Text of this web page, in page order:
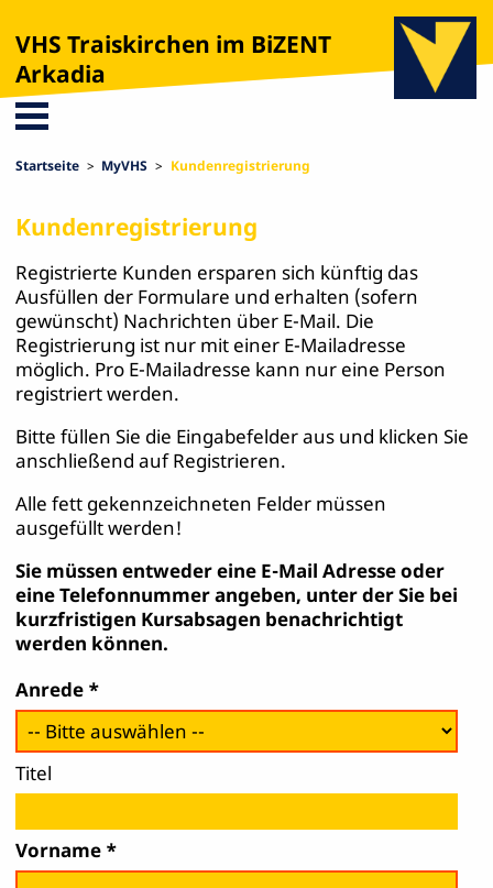
VHS Traiskirchen im BiZENT
Arkadia
Startseite MyVHS Kundenregistrierung
Kundenregistrierung
Registrierte Kunden ersparen sich künftig das
Ausfüllen der Formulare und erhalten (sofern
gewünscht) Nachrichten über E-Mail. Die
Registrierung ist nur mit einer E-Mailadresse
möglich. Pro E-Mailadresse kann nur eine Person
registriert werden.
Bitte füllen Sie die Eingabefelder aus und klicken Sie
anschließend auf Registrieren.
Alle fett gekennzeichneten Felder müssen
ausgefüllt werden!
Sie müssen entweder eine E-Mail Adresse oder
eine Telefonnummer angeben, unter der Sie bei
kurzfristigen Kursabsagen benachrichtigt
werden können.
Anrede
Titel
Vorname